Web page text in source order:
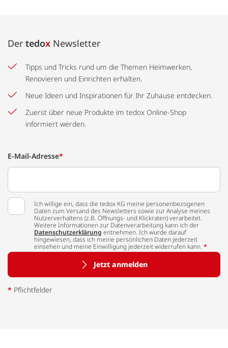
Der tedox Newsletter
Tipps und Tricks rund um die Themen Heimwerken,
Renovieren und Einrichten erhalten.
Neue Ideen und Inspirationen für Ihr Zuhause entdecken.
Zuerst über neue Produkte im tedox Online-Shop
informiert werden.
E-Mail-Adresse*
Ich willige ein, dass die tedox KG meine personenbezogenen
Daten zum Versand des Newsletters sowie zur Analyse meines
Nutzerverhaltens (z.B. Öffnungs- und Klickraten) verarbeitet.
Weitere Informationen zur Datenverarbeitung kann ich der
Datenschutzerklärung entnehmen. Ich wurde darauf
hingewiesen, dass ich meine persönlichen Daten jederzeit
einsehen und meine Einwilligung jederzeit widerrufen kann. *
Jetzt anmelden
* Pflichtfelder